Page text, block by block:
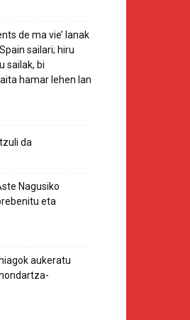
de ma vie’ lanak
sailari; hiru
sailak, bi
hamar lehen lan
da
Nagusiko
eta
aukeratu